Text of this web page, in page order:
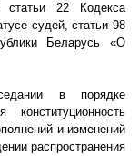
статьи 22 Кодекса
судей, статьи 98
Беларусь «О
в порядке
конституционность
и изменений
распространения